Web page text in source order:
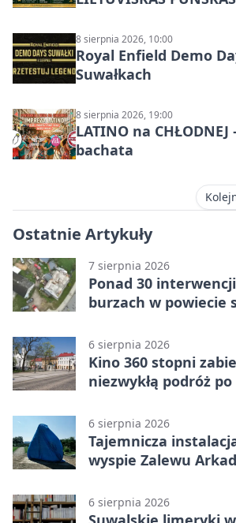
DZŪKIJOS –
8 sierpnia 2026, 10:00
Royal Enfield Demo
Suwałkach
8 sierpnia 2026, 19:00
LATINO na CHŁODNEJ
bachata
Ostatnie Artykuły
7 sierpnia 2026
Ponad 30
burzach w powiecie
6 sierpnia 2026
Kino 360 stopni
niezwykłą podróż
6 sierpnia 2026
Tajemnicza
wyspie Zalewu
6 sierpnia 2026